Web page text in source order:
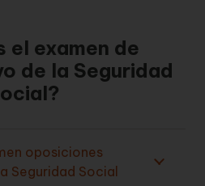
el examen de
de la Seguridad
oposiciones
Seguridad Social